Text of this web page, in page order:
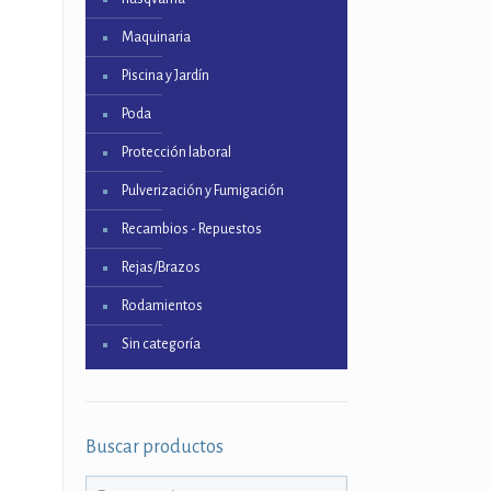
Maquinaria
Piscina y Jardín
Poda
Protección laboral
Pulverización y Fumigación
Recambios - Repuestos
Rejas/Brazos
Rodamientos
Sin categoría
Buscar productos